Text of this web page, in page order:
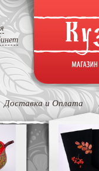
Доставка и Оплата